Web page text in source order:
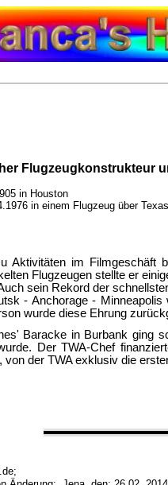
Flugzeugkonstrukteur
in Houston
in einem Flugzeug über Texas
Aktivitäten im Filmgeschäft
Flugzeugen stellte er
sein Rekord der
- Anchorage - Minneapolis
wurde diese Ehrung
Baracke in Burbank ging
Der TWA-Chef
von der TWA exklusiv die